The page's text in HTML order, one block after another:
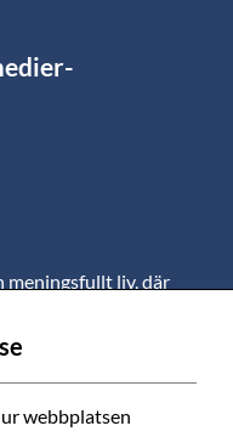
meningsfullt liv, där
dag förbättrar
verkar i Sörmland.
webbplatsen